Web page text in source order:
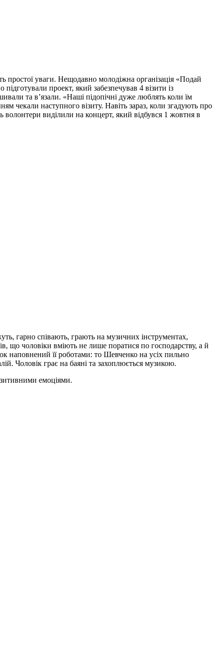
уваги. Нещодавно молодіжна організація «Подай
проект, який забезпечував 4 візити із
та в’язали. «Наші підопічні дуже люблять коли їм
чекали наступного візиту. Навіть зараз, коли згадують про
виділили на концерт, який відбувся 1 жовтня в
гарно співають, грають на музичних інструментах,
що чоловіки вміють не лише поратися по господарству, а й
наповнений її роботами: то Шевченко на усіх пильно
Чоловік грає на баяні та захоплюється музикою.
емоціями.